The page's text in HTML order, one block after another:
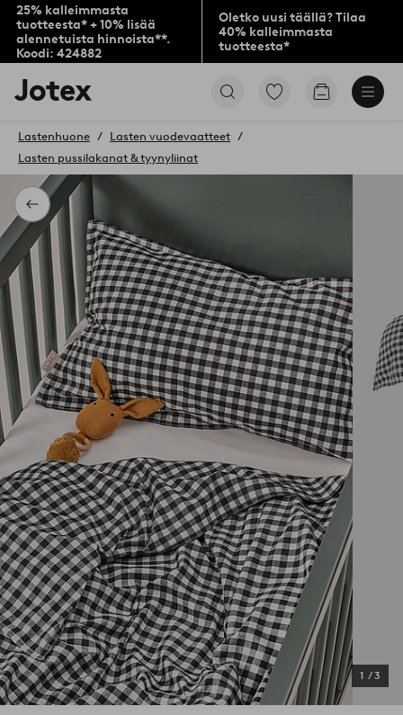
25% kalleimmasta
tuotteesta* + 10% lisää
alennetuista hinnoista**.
Koodi: 424882
Oletko uusi täällä? Tilaa
40% kalleimmasta
tuotteesta*
Jotex-
logo
siirry
aloitussivulle
Siirry
Siirry
Takaisin
Lastenhuone
Lasten vuodevaatteet
Lasten pussilakanat & tyynyliinat
1 /3